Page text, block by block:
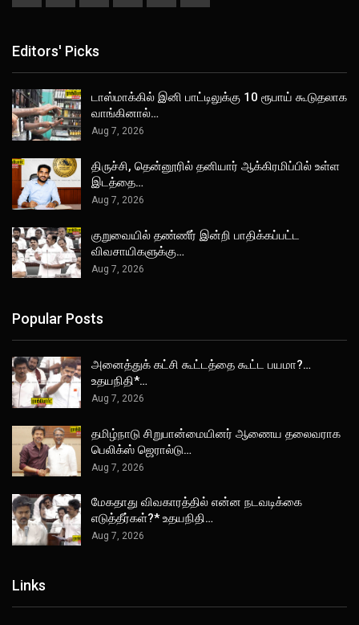
Editors' Picks
டாஸ்மாக்கில் இனி பாட்டிலுக்கு 10 ரூபாய் கூடுதலாக
வாங்கினால்…
Aug 7, 2026
திருச்சி, தென்னூரில் தனியார் ஆக்கிரமிப்பில் உள்ள
இடத்தை…
Aug 7, 2026
குறுவையில் தண்ணீர் இன்றி பாதிக்கப்பட்ட
விவசாயிகளுக்கு…
Aug 7, 2026
Popular Posts
அனைத்துக் கட்சி கூட்டத்தை கூட்ட பயமா?…
உதயநிதி*…
Aug 7, 2026
தமிழ்நாடு சிறுபான்மையினர் ஆணைய தலைவராக
பெலிக்ஸ் ஜெரால்டு…
Aug 7, 2026
மேகதாது விவகாரத்தில் என்ன நடவடிக்கை
எடுத்தீர்கள்?* உதயநிதி…
Aug 7, 2026
Links